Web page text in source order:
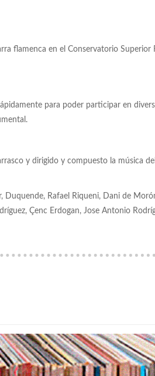
flamenca en el Conservatorio Superior
para poder participar en
y dirigido y compuesto la música del
Rafael Riqueni, Dani de
Çenc Erdogan, Jose Antonio